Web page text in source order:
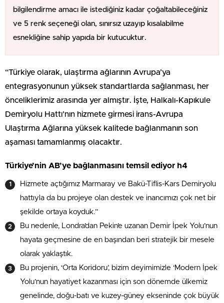
bilgilendirme amacı ile istediğiniz kadar çoğaltabileceğiniz
ve 5 renk seçeneği olan, sınırsız uzayıp kısalabilme
esnekliğine sahip yapıda bir kutucuktur.
“Türkiye olarak, ulaştırma ağlarının Avrupa’ya
entegrasyonunun yüksek standartlarda sağlanması, her
önceliklerimiz arasında yer almıştır. İşte, Halkalı-Kapıkule
Demiryolu Hattı’nın hizmete girmesi irans-Avrupa
Ulaştırma Ağlarına yüksek kalitede bağlanmanın son
aşaması tamamlanmış olacaktır.
Türkiye’nin AB’ye bağlanmasını temsil ediyor h4
Hizmete açtığımız Marmaray ve Bakü-Tiflis-Kars Demiryolu
hattıyla da bu projeye olan destek ve inancımızı çok net bir
şekilde ortaya koyduk.”
Bu nedenle, Londra’dan Pekin’e uzanan Demir İpek Yolu’nun
hayata geçmesine de en başından beri stratejik bir mesele
olarak yaklaştık.
Bu projenin, ‘Orta Koridoru’, bizim deyimimizle ‘Modern İpek
Yolu’nun hayatiyet kazanması için son dönemde ülkemiz
genelinde, doğu-batı ve kuzey-güney ekseninde çok büyük